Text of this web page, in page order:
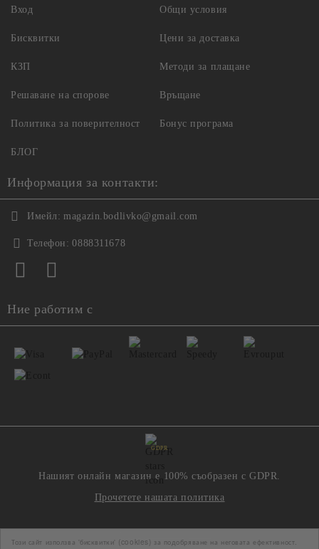
Този сайт използва 'бисквитки' (cookies) за подобряване на неговата ефективност.
Вход Общи условия
Бисквитки
КЗП
Решаване на спорове
Политика за поверителност
Цени за доставка
Методи за плащане
Връщане
Бонус програма
БЛОГ
Информация за контакти:
Имейл: magazin.bodlivko@gmail.com
Телефон: 0888311678
Ние работим с
GDPR
Нашият онлайн магазин е 100% съобразен с GDPR.
Прочетете нашата политика